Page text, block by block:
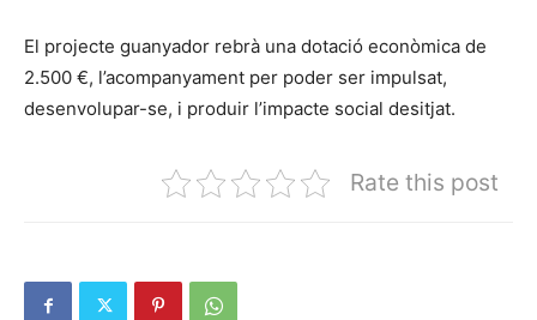
El projecte guanyador rebrà una dotació econòmica de
2.500 €, l’acompanyament per poder ser impulsat,
desenvolupar-se, i produir l’impacte social desitjat.
Rate this post